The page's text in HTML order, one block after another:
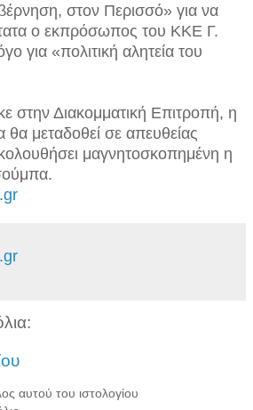
στον Περισσό» για να
ο εκπρόσωπος του ΚΚΕ Γ.
για «πολιτική αλητεία του
Διακομματική Επιτροπή, η
θα μεταδοθεί σε απευθείας
μαγνητοσκοπημένη η
αυτού του ιστολογίου